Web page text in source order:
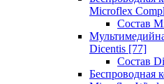
Microflex
Состав
Dicentis [77]
Состав
Беспроводная